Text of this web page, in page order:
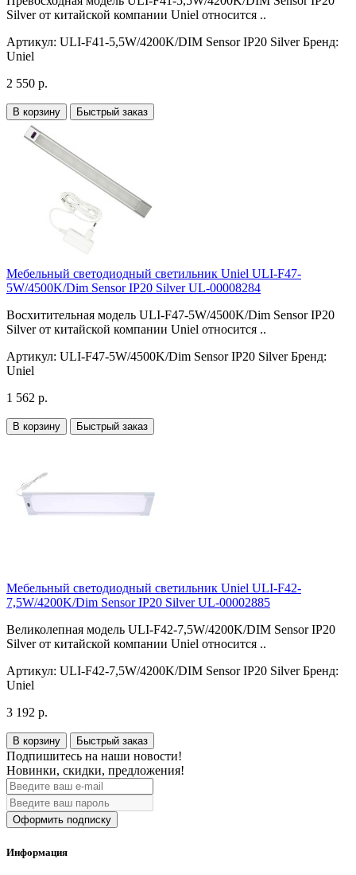
Silver от китайской компании Uniel относится ..
Артикул: ULI-F41-5,5W/4200K/DIM Sensor IP20 Silver Бренд:
Uniel
2 550 р.
В корзину Быстрый заказ
Мебельный светодиодный светильник Uniel ULI-F47-
5W/4500K/Dim Sensor IP20 Silver UL-00008284
Восхитительная модель ULI-F47-5W/4500K/Dim Sensor IP20
Silver от китайской компании Uniel относится ..
Артикул: ULI-F47-5W/4500K/Dim Sensor IP20 Silver Бренд:
Uniel
1 562 р.
В корзину Быстрый заказ
Мебельный светодиодный светильник Uniel ULI-F42-
7,5W/4200K/Dim Sensor IP20 Silver UL-00002885
Великолепная модель ULI-F42-7,5W/4200K/DIM Sensor IP20
Silver от китайской компании Uniel относится ..
Артикул: ULI-F42-7,5W/4200K/DIM Sensor IP20 Silver Бренд:
Uniel
3 192 р.
В корзину Быстрый заказ
Подпишитесь на наши новости!
Новинки, скидки, предложения!
Оформить подписку
Информация